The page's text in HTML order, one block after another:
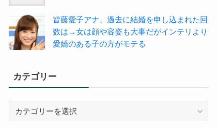
皆藤愛子アナ、過去に結婚を申し込まれた回
数は→女は顔や容姿も大事だがインテリより
愛嬌のある子の方がモテる
カテゴリー